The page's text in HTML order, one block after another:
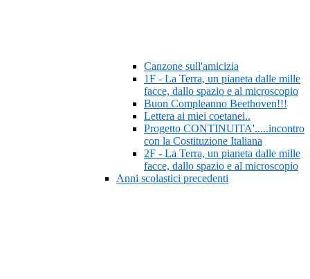
Canzone sull'amicizia
1F - La Terra, un pianeta dalle mille
facce, dallo spazio e al microscopio
Buon Compleanno Beethoven!!!
Lettera ai miei coetanei..
Progetto CONTINUITA'.....incontro
con la Costituzione Italiana
2F - La Terra, un pianeta dalle mille
facce, dallo spazio e al microscopio
Anni scolastici precedenti